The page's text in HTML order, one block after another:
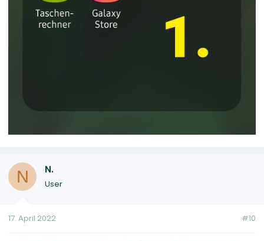
N N.
User
17. April 2022 #10